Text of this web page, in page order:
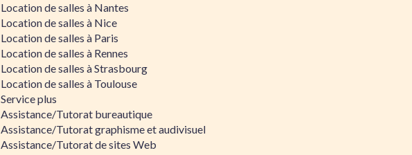
Location de salles à Nantes
Location de salles à Nice
Location de salles à Paris
Location de salles à Rennes
Location de salles à Strasbourg
Location de salles à Toulouse
Service plus
Assistance/Tutorat bureautique
Assistance/Tutorat graphisme et audivisuel
Assistance/Tutorat de sites Web